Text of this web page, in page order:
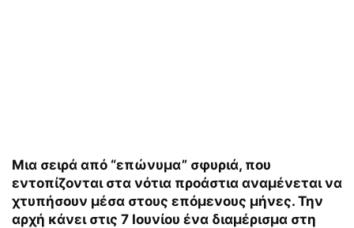
Μια σειρά από “επώνυμα” σφυριά, που
εντοπίζονται στα νότια προάστια αναμένεται να
χτυπήσουν μέσα στους επόμενους μήνες. Την
αρχή κάνει στις 7 Ιουνίου ένα διαμέρισμα στη